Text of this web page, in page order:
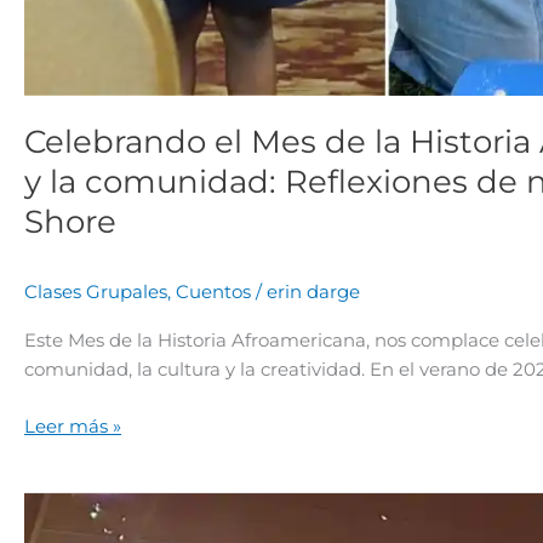
Celebrando el Mes de la
y la comunidad: Reflexiones de
Shore
Clases Grupales, Cuentos /erin darge
Este Mes de la Historia Afroamericana, nos complace
comunidad, la cultura y la creatividad. En el verano de
Leer más »
La
banda